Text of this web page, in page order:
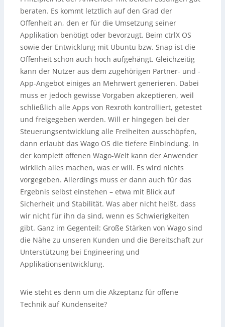
beraten. Es kommt letztlich auf den Grad der
Offenheit an, den er für die Umsetzung seiner
Applikation benötigt oder bevorzugt. Beim ctrlX OS
sowie der Entwicklung mit Ubuntu bzw. Snap ist die
Offenheit schon auch hoch aufgehängt. Gleichzeitig
kann der Nutzer aus dem zugehörigen Partner- und -
App-Angebot einiges an Mehrwert generieren. Dabei
muss er jedoch gewisse Vorgaben akzeptieren, weil
schließlich alle Apps von Rexroth kontrolliert, getestet
und freigegeben werden. Will er hingegen bei der
Steuerungsentwicklung alle Freiheiten ausschöpfen,
dann erlaubt das Wago OS die tiefere Einbindung. In
der komplett offenen Wago-Welt kann der Anwender
wirklich alles machen, was er will. Es wird nichts
vorgegeben. Allerdings muss er dann auch für das
Ergebnis selbst einstehen – etwa mit Blick auf
Sicherheit und Stabilität. Was aber nicht heißt, dass
wir nicht für ihn da sind, wenn es Schwierigkeiten
gibt. Ganz im Gegenteil: Große Stärken von Wago sind
die Nähe zu unseren Kunden und die Bereitschaft zur
Unterstützung bei Engineering und
Applikationsentwicklung.
Wie steht es denn um die Akzeptanz für offene
Technik auf Kundenseite?